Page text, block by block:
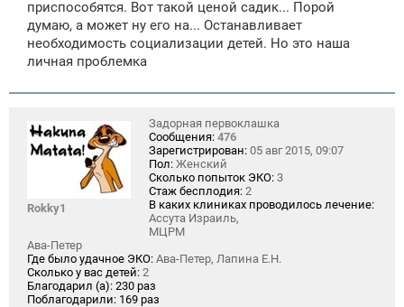
приспособятся. Вот такой ценой садик... Порой
думаю, а может ну его на... Останавливает
необходимость социализации детей. Но это наша
личная проблемка
Rokky1
Задорная первоклашка
Сообщения: 476
Зарегистрирован: 05 авг 2015, 09:07
Пол: Женский
Сколько попыток ЭКО: 3
Стаж бесплодия: 2
В каких клиниках проводилось лечение:
Ассута Израиль,
МЦРМ
Ава-Петер
Где было удачное ЭКО: Ава-Петер, Лапина Е.Н.
Сколько у вас детей: 2
Благодарил (а): 230 раз
Поблагодарили: 169 раз